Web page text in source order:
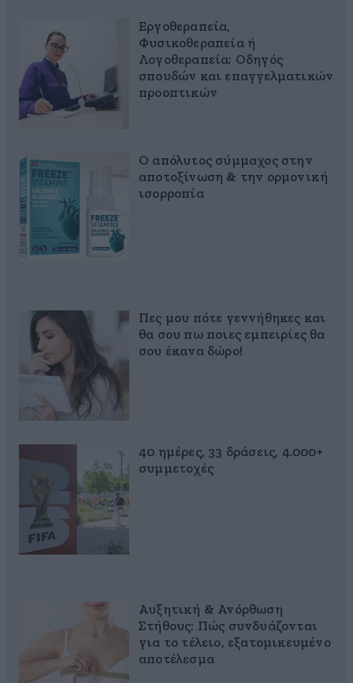
Εργοθεραπεία,
Φυσικοθεραπεία ή
Λογοθεραπεία; Οδηγός
σπουδών και επαγγελματικών
προοπτικών
Ο απόλυτος σύμμαχος στην
αποτοξίνωση & την ορμονική
ισορροπία
Πες μου πότε γεννήθηκες και
θα σου πω ποιες εμπειρίες θα
σου έκανα δώρο!
40 ημέρες, 33 δράσεις, 4.000+
συμμετοχές
Αυξητική & Ανόρθωση
Στήθους: Πώς συνδυάζονται
για το τέλειο, εξατομικευμένο
αποτέλεσμα